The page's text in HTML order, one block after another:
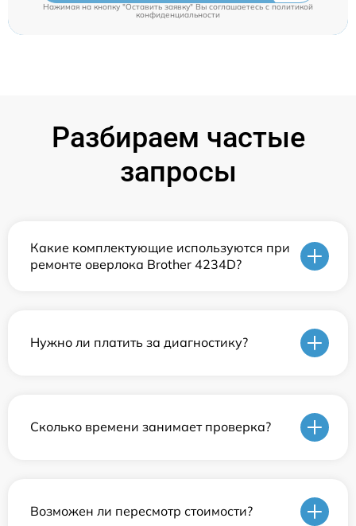
Нажимая на кнопку "Оставить заявку" Вы соглашаетесь cполитикой
конфиденциальности
Разбираем частые
запросы
Какие комплектующие используются при
ремонте оверлока Brother 4234D?
Нужно ли платить за диагностику?
Сколько времени занимает проверка?
Возможен ли пересмотр стоимости?